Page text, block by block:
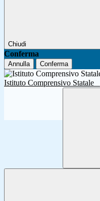
Chiudi
Conferma
Annulla Conferma
Istituto Comprensivo Statale